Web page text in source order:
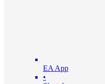
EA App
•